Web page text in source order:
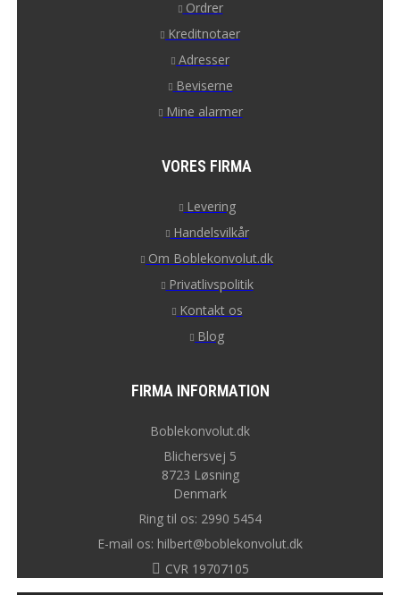
Ordrer
Kreditnotaer
Adresser
Beviserne
Mine alarmer
VORES FIRMA
Levering
Handelsvilkår
Om Boblekonvolut.dk
Privatlivspolitik
Kontakt os
Blog
FIRMA INFORMATION
Boblekonvolut.dk
Blichersvej 5
8723 Løsning
Denmark
Ring til os: 2990 5454
E-mail os: hilbert@boblekonvolut.dk
CVR 19707105